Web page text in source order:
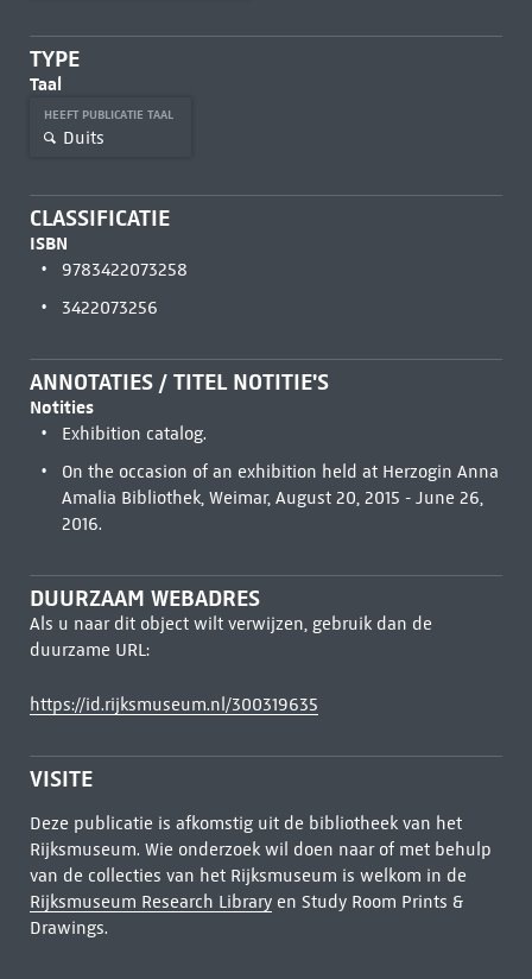
TYPE
Taal
HEEFT PUBLICATIE TAAL
Duits
CLASSIFICATIE
ISBN
9783422073258
3422073256
ANNOTATIES / TITEL NOTITIE'S
Notities
Exhibition catalog.
On the occasion of an exhibition held at Herzogin Anna
Amalia Bibliothek, Weimar, August 20, 2015 - June 26,
2016.
DUURZAAM WEBADRES
Als u naar dit object wilt verwijzen, gebruik dan de
duurzame URL:
https://id.rijksmuseum.nl/300319635
VISITE
Deze publicatie is afkomstig uit de bibliotheek van het
Rijksmuseum. Wie onderzoek wil doen naar of met behulp
van de collecties van het Rijksmuseum is welkom in de
Rijksmuseum Research Libraryen Study Room Prints &
Drawings.